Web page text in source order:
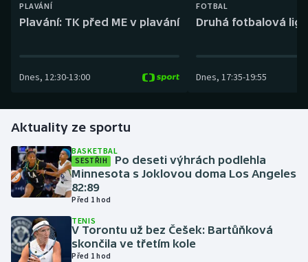
Dostihy
Futsal
Gymnastika
Házená
Jezdectví
Judo
PLAVÁNÍ
Plavání: TK před ME v plavání
Dnes, 12:30-13:00
FOTBAL
Druhá fotbalová
Dnes, 17:35-19:55
Aktuality ze sportu
BASKETBAL
SESTŘIH
Po deseti výhrách podlehla
Minnesota s Joklovou doma Los Angeles
82:89
Před 1 hod
TENIS
V Torontu už bez Češek: Bartůňková
skončila ve třetím kole
Před 1 hod